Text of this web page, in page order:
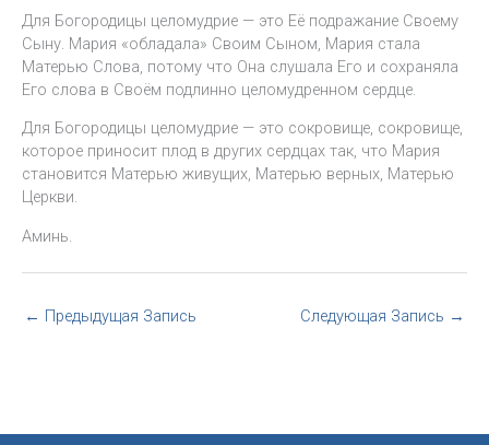
Для Богородицы целомудрие — это Её подражание Своему
Сыну. Мария «обладала» Своим Сыном, Мария стала
Матерью Слова, потому что Она слушала Его и сохраняла
Его слова в Своём подлинно целомудренном сердце.
Для Богородицы целомудрие — это сокровище, сокровище,
которое приносит плод в других сердцах так, что Мария
становится Матерью живущих, Матерью верных, Матерью
Церкви.
Аминь.
← Предыдущая Запись Следующая Запись →